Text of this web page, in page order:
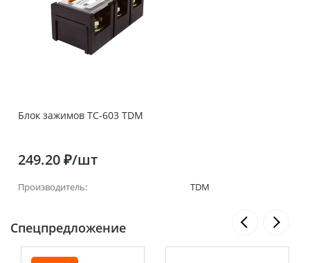
Блок зажимов ТС-603 TDM
249.20 ₽/шт
Производитель: TDM
Спецпредложение